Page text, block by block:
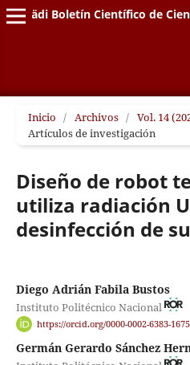
Pädi Boletín Científico de
Inicio / Archivos / Vol. 14
Artículos de investigación
Diseño de robot
utiliza radiación
desinfección de
Diego Adrián Fabila Bustos
Instituto Politécnico Nacional
https://orcid.org/0000-0002-6383-1675
Germán Gerardo Sánchez